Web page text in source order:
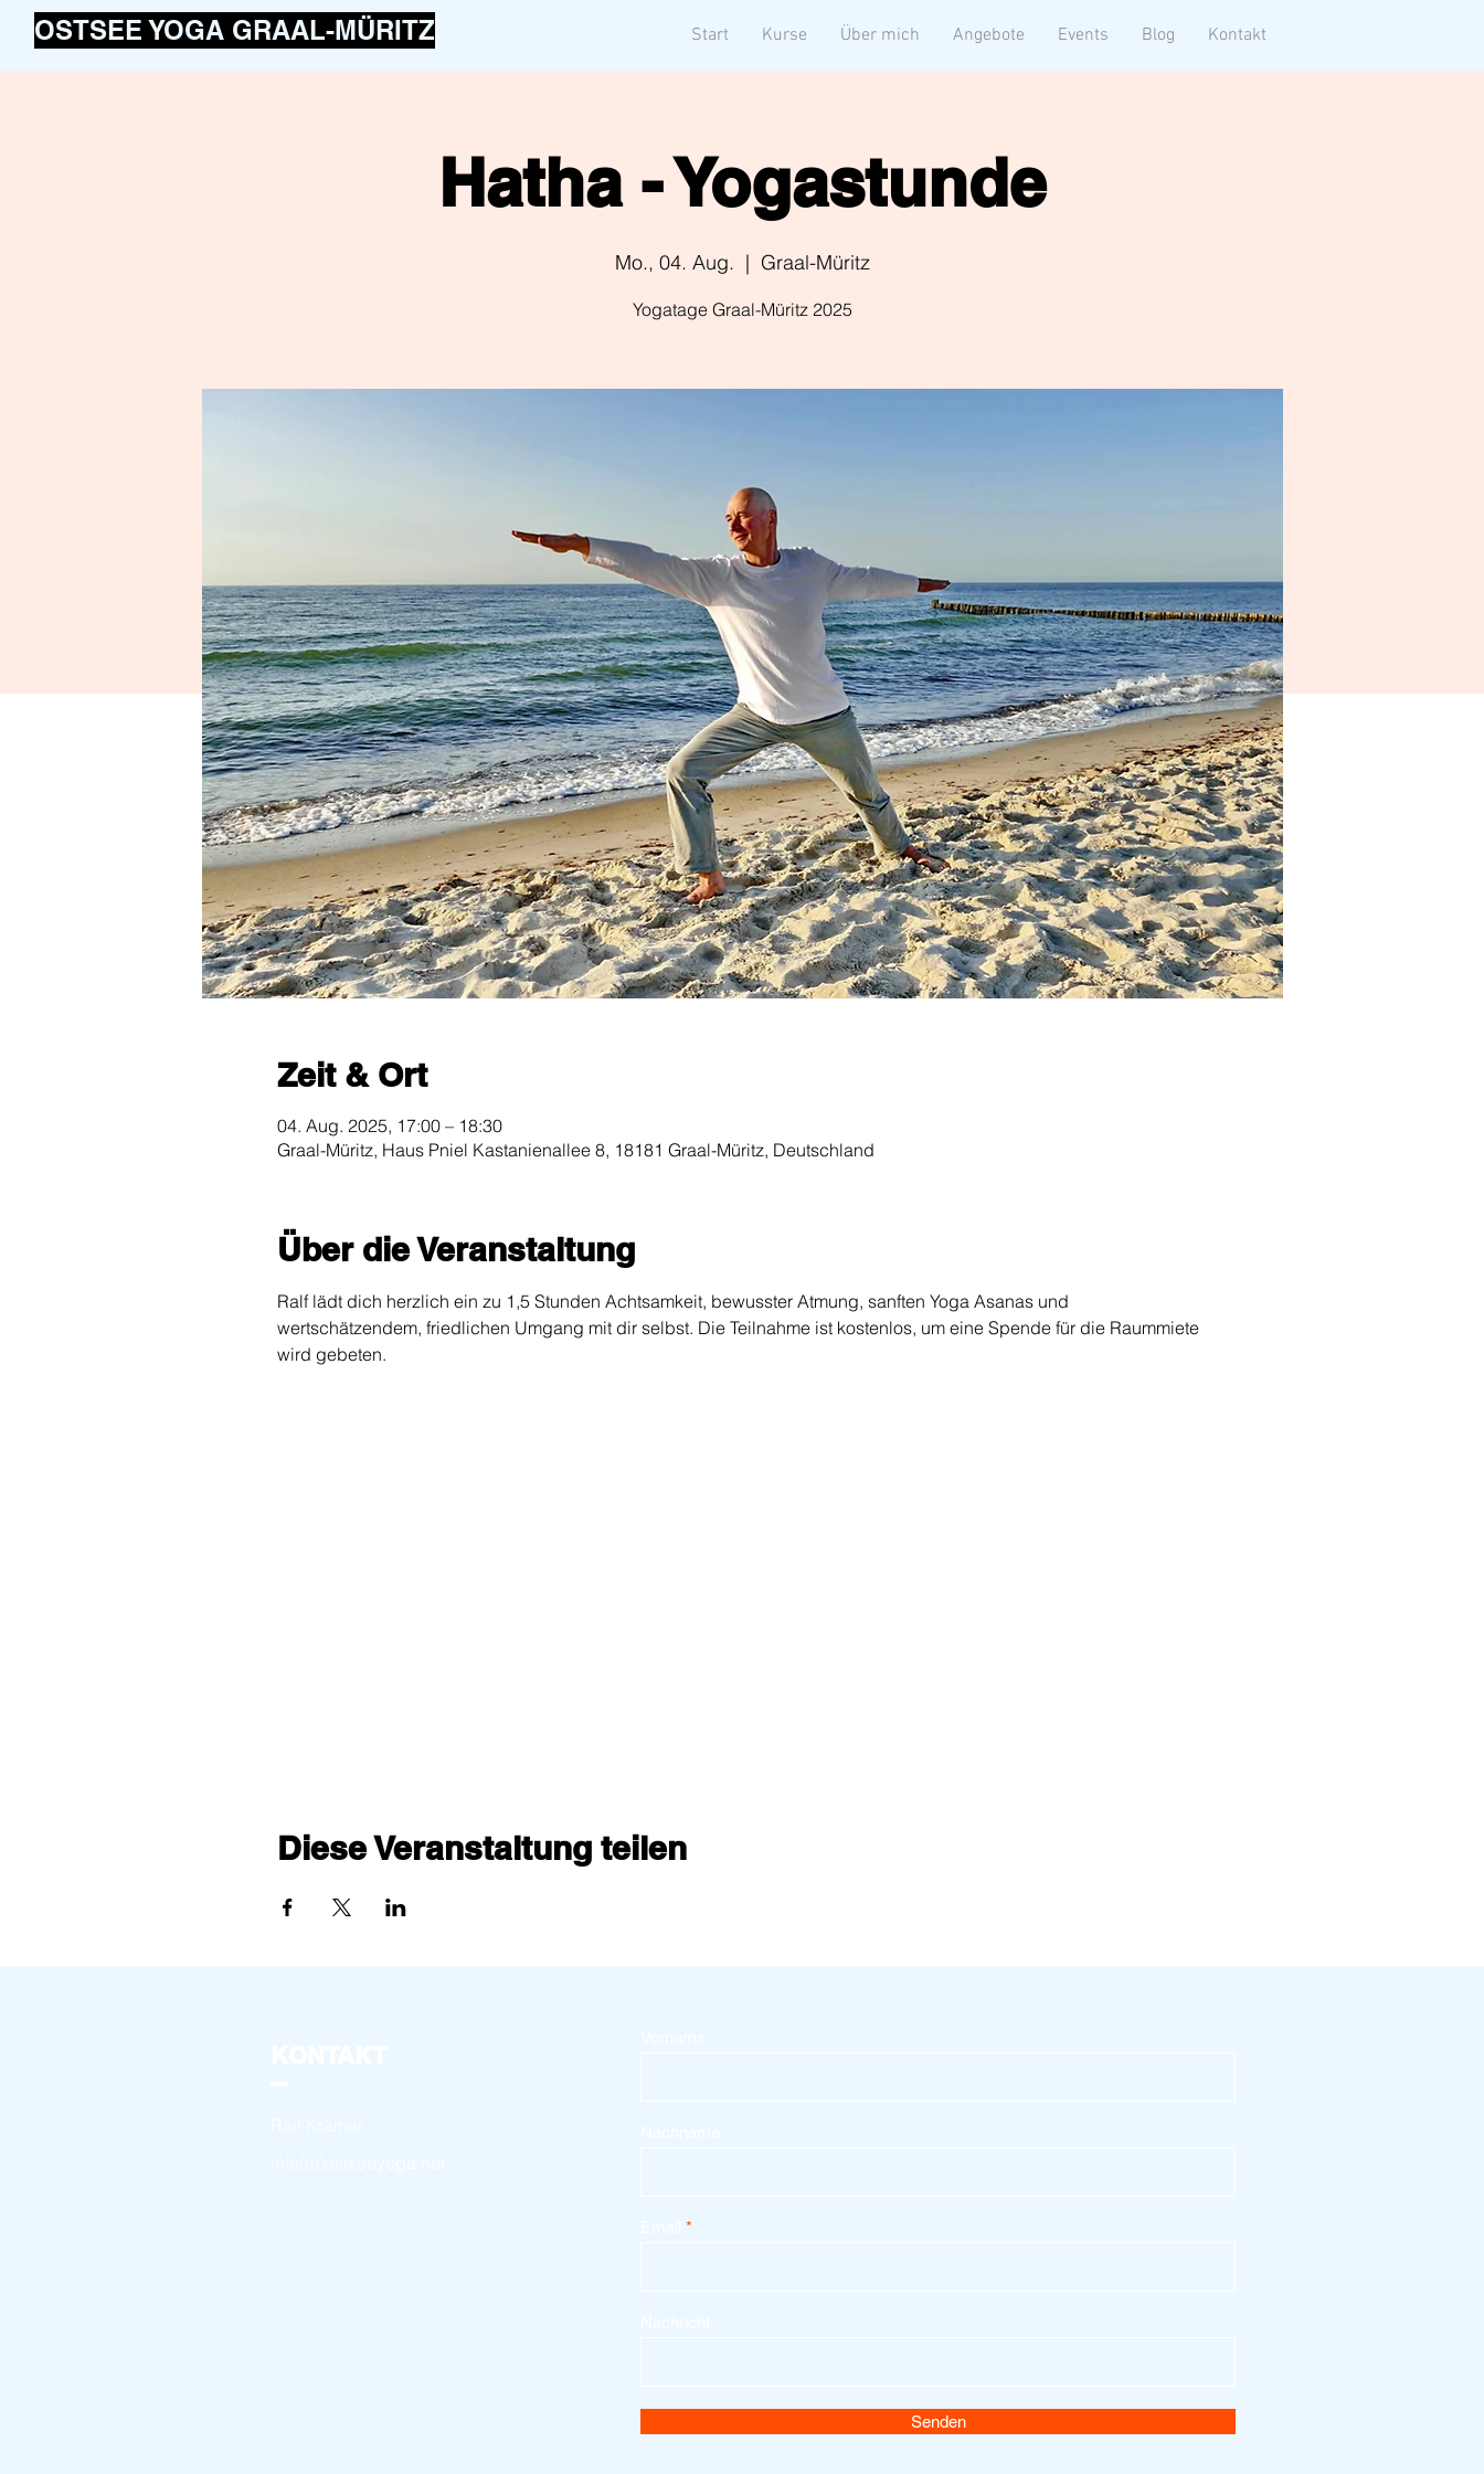
OSTSEE YOGA GRAAL-MÜRITZ Start Kurse Über mich Angebote Events Blog Kontakt
Hatha - Yogastunde
Mo., 04. Aug.
  |
Graal-Müritz
Yogatage Graal-Müritz 2025
Zeit & Ort
04. Aug. 2025, 17:00 – 18:30
Graal-Müritz, Haus Pniel Kastanienallee 8, 18181 Graal-Müritz, Deutschland
Über die Veranstaltung
Ralf lädt dich herzlich ein zu 1,5 Stunden Achtsamkeit, bewusster Atmung, sanften Yoga Asanas und
wertschätzendem, friedlichen Umgang mit dir selbst. Die Teilnahme ist kostenlos, um eine Spende für die Raummiete
wird gebeten.
Diese Veranstaltung teilen
Senden